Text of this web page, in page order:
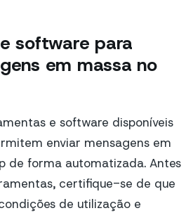
software para
em massa no
e software disponíveis
enviar mensagens em
de forma automatizada. Antes
certifique-se de que
de utilização e